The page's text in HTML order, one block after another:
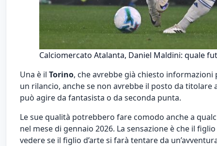
Calciomercato Atalanta, Daniel Maldini: quale
Una è il Torino, che avrebbe già chiesto
un rilancio, anche se non avrebbe il posto da
può agire da fantasista o da seconda punta.
Le sue qualità potrebbero fare comodo anche a
nel mese di gennaio 2026. La sensazione è che il
vedere se il figlio d’arte si farà tentare da